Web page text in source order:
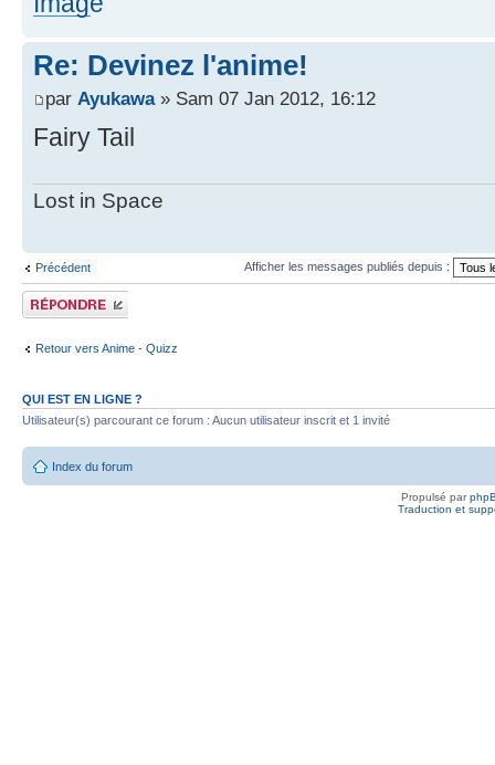
Re: Devinez l'anime!
par Ayukawa» Sam 07 Jan 2012, 16:12
Fairy Tail
Lost in Space
Précédent Afficher les messages publiés depuis :
Publier une
réponse
Retour vers Anime - Quizz
QUI EST EN LIGNE ?
Utilisateur(s) parcourant ce forum : Aucun utilisateur inscrit et 1 invité
Index du forum
Propulsé par
Traduction et